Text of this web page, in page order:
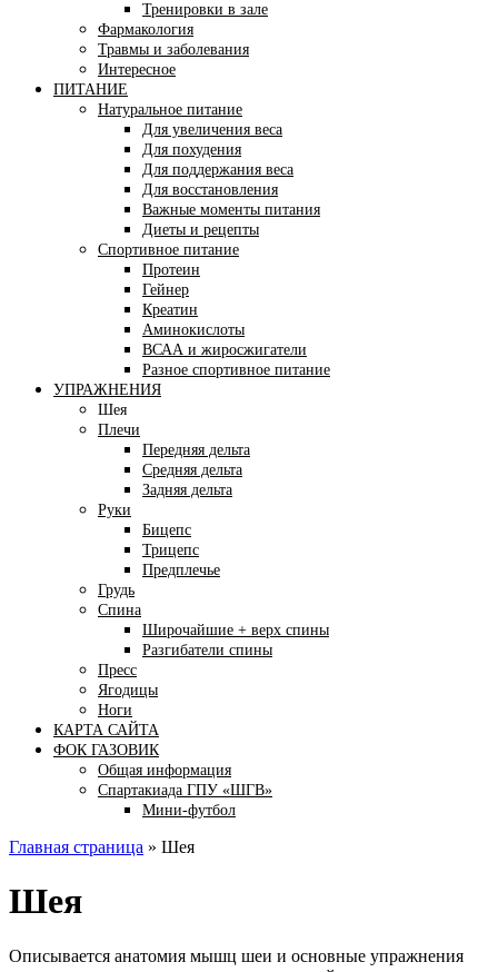
Тренировки в зале
Фармакология
Травмы и заболевания
Интересное
ПИТАНИЕ
Натуральное питание
Для увеличения веса
Для похудения
Для поддержания веса
Для восстановления
Важные моменты питания
Диеты и рецепты
Спортивное питание
Протеин
Гейнер
Креатин
Аминокислоты
ВСАА и жиросжигатели
Разное спортивное питание
УПРАЖНЕНИЯ
Шея
Плечи
Передняя дельта
Средняя дельта
Задняя дельта
Руки
Бицепс
Трицепс
Предплечье
Грудь
Спина
Широчайшие + верх спины
Разгибатели спины
Пресс
Ягодицы
Ноги
КАРТА САЙТА
ФОК ГАЗОВИК
Общая информация
Спартакиада ГПУ «ШГВ»
Мини-футбол
Главная страница » Шея
Шея
Описывается анатомия мышц шеи и основные упражнения